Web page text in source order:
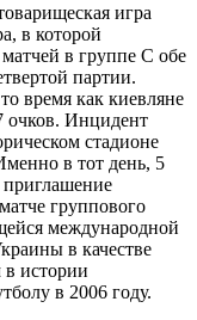
игра
в которой
в группе С обе
партии.
время как киевляне
очков. Инцидент
стадионе
в тот день, 5
группового
международной
в качестве
в истории
в 2006 году.